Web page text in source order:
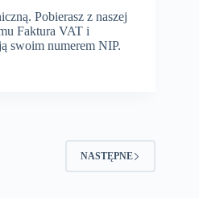
Pobierasz z naszej
Faktura VAT i
swoim numerem NIP.
NASTĘPNE